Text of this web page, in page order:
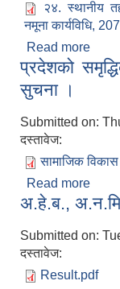
२४. स्थानीय
नमूना कार्यविधि,
Read more
प्रदेशको
सुचना ।
Submitted on:
दस्तावेज:
सामाजिक
Read more
सुचना
अ.हे.ब.,
Submitted on:
दस्तावेज:
Result.pdf